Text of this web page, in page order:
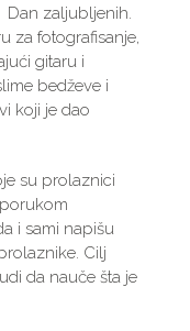
zaljubljenih.
za fotografisanje,
gitaru i
bedževe i
koji je dao
su prolaznici
i sami napišu
Cilj
da nauče šta je